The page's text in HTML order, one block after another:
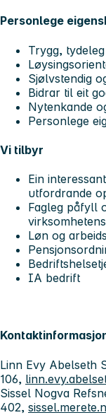
Personlege
Trygg,
Sjølvstendig
Bidrar til eit
Nytenkande
Personlege
Vi tilbyr
Ein
utfordrande
Fagleg påfyll
Løn og
IA bedrift
Linn Evy Abelseth
106,
Sissel Nogva
402,